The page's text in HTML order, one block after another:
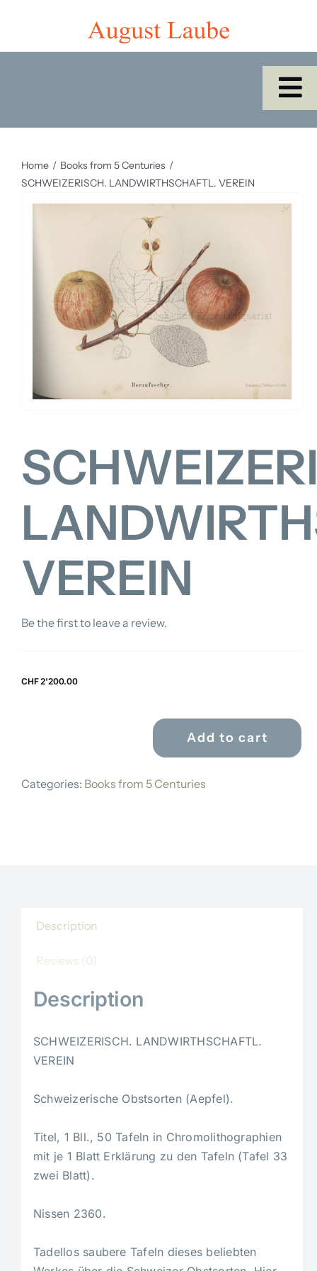
content
Home
Shop
Catalogues/Cabinet of the Month
About Us
Home
Books from 5 Centuries
SCHWEIZERISCH. LANDWIRTHSCHAFTL. VEREIN
VEREIN
Be the first to leave a review.
CHF2'200.00
SCHWEIZERISCH.
VEREIN
Add to cart
Categories: Books from 5 Centuries
Description
Reviews (0)
Description
SCHWEIZERISCH. LANDWIRTHSCHAFTL.
VEREIN
Schweizerische Obstsorten (Aepfel).
Titel, 1 Bll., 50 Tafeln in Chromolithographien
mit je 1 Blatt Erklärung zu den Tafeln (Tafel 33
zwei Blatt).
Nissen 2360.
Tadellos saubere Tafeln dieses beliebten